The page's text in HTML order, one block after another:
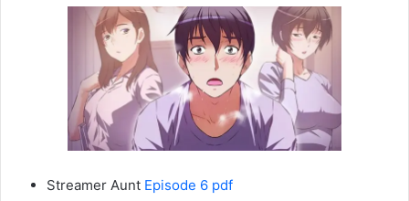
Streamer Aunt Episode 6 pdf